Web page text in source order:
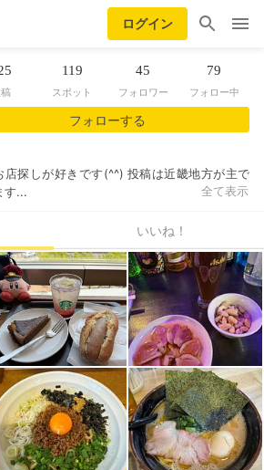
ログイン
119
スポット
45
フォロワー
79
フォロー中
フォローする
店探しが好きです(^^) 投稿は近畿地方が主で
す...
全て表示
いいね！